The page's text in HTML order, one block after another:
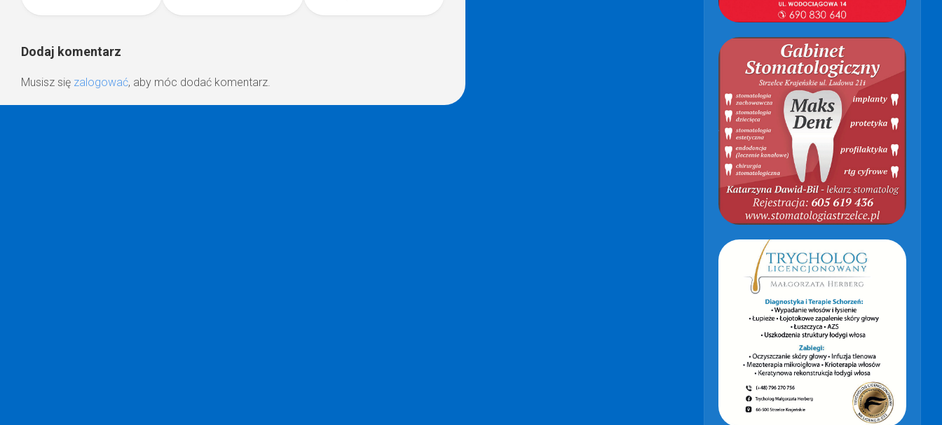
Dodaj komentarz
Musisz się zalogować, aby móc dodać komentarz.